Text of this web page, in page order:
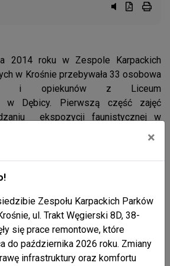
Przycisk
Przycisk
2014 roku w Zespole Karpackich
w Krośnie przebywała 33 osobowa
i opiekunów z Liceum
w Dębicy. Pierwszą część zajęć
ekspozycji faunistycznej w
filmu krajoznawczego. Później
w okolicy rezerwatu przyrody
Świdzińskiego”. Młodzież miała
walory przyrodnicze i krajobrazowe
Krajobrazowego.
×
Zespołu Karpackich Parków
ul. Trakt Węgierski 8D, 38-
się prace remontowe, które
do października 2026 roku. Zmiany
infrastruktury oraz komfortu